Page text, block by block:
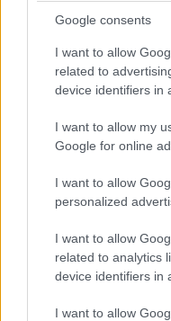
Google consents
I want to allow
related to
device identifiers in
I want to allow my
Google for online
I want to allow
personalized
I want to allow
related to analytics
device identifiers in
I want to allow
17:44
Leclerc megtámadta
mélyet fékezett, hogy
előzést.
nyakán közben
Egy pillanatnyi állás 23